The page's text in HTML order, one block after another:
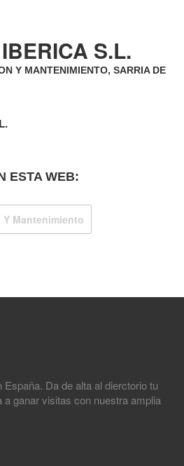
S.L.
Y MANTENIMIENTO, SARRIA DE
ESTA WEB:
Mantenimiento
Da de alta al dierctorio tu
ganar visitas con nuestra amplia